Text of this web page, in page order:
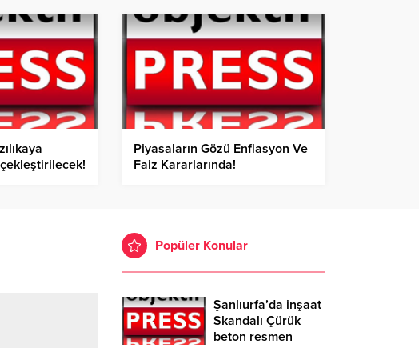
Piyasaların Gözü Enflasyon Ve
Faiz Kararlarında!
Popüler Konular
Şanlıurfa’da inşaat
Skandalı Çürük
beton resmen